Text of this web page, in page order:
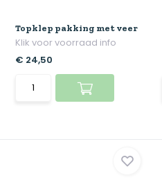
Topklep pakking met veer
Klik voor voorraad info
€ 24,50